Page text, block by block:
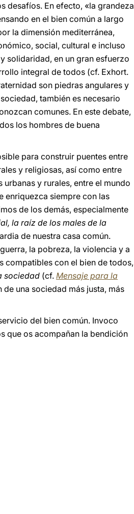
desafíos. En efecto, «la grandeza
en el bien común a largo
la dimensión mediterránea,
social, cultural e incluso
solidaridad, en un gran esfuerzo
integral de todos (cf. Exhort.
son piedras angulares y
también es necesario
comunes. En este debate,
los hombres de buena
para construir puentes entre
y religiosas, así como entre
y rurales, entre el mundo
enriquezca siempre con las
de los demás, especialmente
la raíz de los males de la
de nuestra casa común.
la pobreza, la violencia y a
compatibles con el bien de todos,
sociedad (cf. Mensaje para la
una sociedad más justa, más
del bien común. Invoco
que os acompañan la bendición